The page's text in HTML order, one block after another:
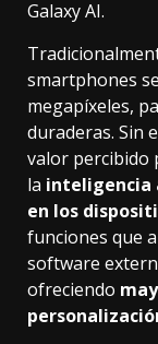
Galaxy AI.
smartphones
megapíxeles,
duraderas. Sin
valor percibido
la
en los
funciones que
software
ofreciendo